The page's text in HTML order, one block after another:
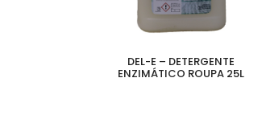
DEL-E – DETERGENTE
ENZIMÁTICO ROUPA 25L